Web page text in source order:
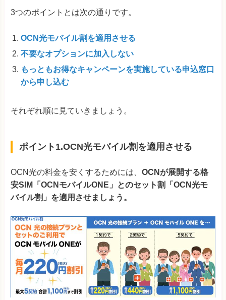
3つのポイントとは次の通りです。
OCN光モバイル割を適用させる
不要なオプションに加入しない
もっともお得なキャンペーンを実施している申込窓口
から申し込む
それぞれ順に見ていきましょう。
ポイント1.OCN光モバイル割を適用させる
OCN光の料金を安くするためには、 OCNが展開する格
安SIM「OCNモバイルONE」とのセット割「OCN光モ
バイル割」を適用させましょう。